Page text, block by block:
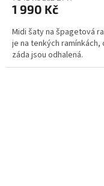
1 990 Kč
Midi šaty na špagetová
je na tenkých ramínkách,
záda jsou odhalená.